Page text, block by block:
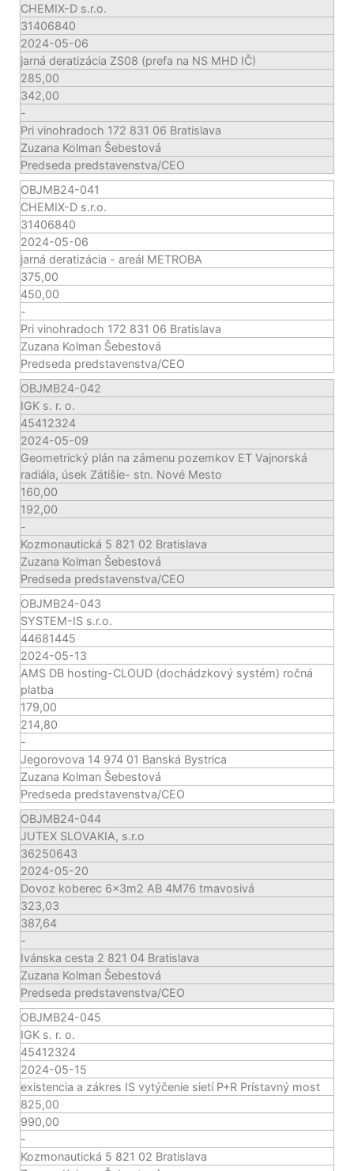
CHEMIX-D s.r.o.
31406840
2024-05-06
jarná deratizácia ZS08 (prefa na NS MHD IČ)
285,00
342,00
-
Pri vinohradoch 172 831 06 Bratislava
Zuzana Kolman Šebestová
Predseda predstavenstva/CEO
OBJMB24-041
CHEMIX-D s.r.o.
31406840
2024-05-06
jarná deratizácia - areál METROBA
375,00
450,00
-
Pri vinohradoch 172 831 06 Bratislava
Zuzana Kolman Šebestová
Predseda predstavenstva/CEO
OBJMB24-042
IGK s. r. o.
45412324
2024-05-09
Geometrický plán na zámenu pozemkov ET Vajnorská
radiála, úsek Zátišie- stn. Nové Mesto
160,00
192,00
-
Kozmonautická 5 821 02 Bratislava
Zuzana Kolman Šebestová
Predseda predstavenstva/CEO
OBJMB24-043
SYSTEM-IS s.r.o.
44681445
2024-05-13
AMS DB hosting-CLOUD (dochádzkový systém) ročná
platba
179,00
214,80
-
Jegorovova 14 974 01 Banská Bystrica
Zuzana Kolman Šebestová
Predseda predstavenstva/CEO
OBJMB24-044
JUTEX SLOVAKIA, s.r.o
36250643
2024-05-20
Dovoz koberec 6x3m2 AB 4M76 tmavosivá
323,03
387,64
-
Ivánska cesta 2 821 04 Bratislava
Zuzana Kolman Šebestová
Predseda predstavenstva/CEO
OBJMB24-045
IGK s. r. o.
45412324
2024-05-15
existencia a zákres IS vytýčenie sietí P+R Prístavný most
825,00
990,00
-
Kozmonautická 5 821 02 Bratislava